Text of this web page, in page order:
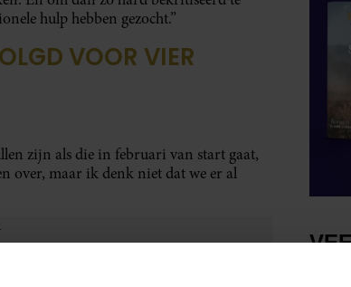
hulp hebben gezocht.”
VOOR VIER
zijn als die in februari van start gaat,
over, maar ik denk niet dat we er al